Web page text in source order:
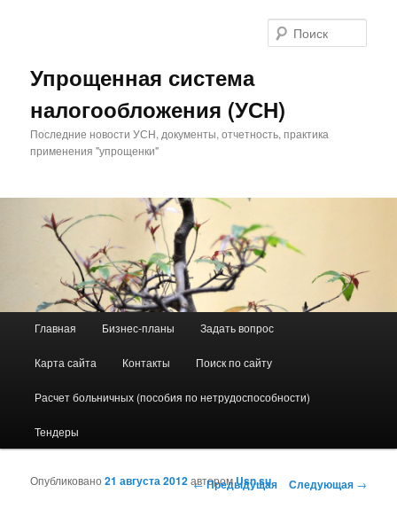
Упрощенная система
налогообложения (УСН)
Последние новости УСН, документы, отчетность, практика
применения "упрощенки"
Перейти к основному содержимому
Перейти к дополнительному содержимому
Главная Бизнес-планы Задать вопрос
Карта сайта Контакты Поиск по сайту
Расчет больничных (пособия по нетрудоспособности)
Тендеры
Навигация по записям
←Предыдущая Следующая →
Опубликовано21 августа 2012авторомUsn.su